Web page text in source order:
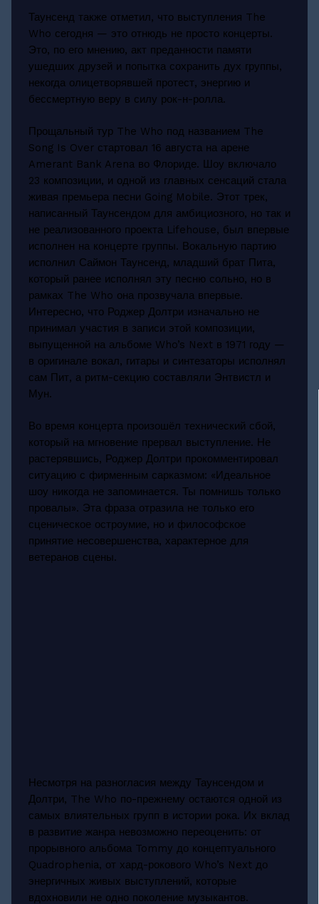
Таунсенд также отметил, что выступления The
Who сегодня — это отнюдь не просто концерты.
Это, по его мнению, акт преданности памяти
ушедших друзей и попытка сохранить дух группы,
некогда олицетворявшей протест, энергию и
бессмертную веру в силу рок-н-ролла.
Прощальный тур The Who под названием The
Song Is Over стартовал 16 августа на арене
Amerant Bank Arena во Флориде. Шоу включало
23 композиции, и одной из главных сенсаций стала
живая премьера песни Going Mobile. Этот трек,
написанный Таунсендом для амбициозного, но так и
не реализованного проекта Lifehouse, был впервые
исполнен на концерте группы. Вокальную партию
исполнил Саймон Таунсенд, младший брат Пита,
который ранее исполнял эту песню сольно, но в
рамках The Who она прозвучала впервые.
Интересно, что Роджер Долтри изначально не
принимал участия в записи этой композиции,
выпущенной на альбоме Who’s Next в 1971 году —
в оригинале вокал, гитары и синтезаторы исполнял
сам Пит, а ритм-секцию составляли Энтвистл и
Мун.
Во время концерта произошёл технический сбой,
который на мгновение прервал выступление. Не
растерявшись, Роджер Долтри прокомментировал
ситуацию с фирменным сарказмом: «Идеальное
шоу никогда не запоминается. Ты помнишь только
провалы». Эта фраза отразила не только его
сценическое остроумие, но и философское
принятие несовершенства, характерное для
ветеранов сцены.
Несмотря на разногласия между Таунсендом и
Долтри, The Who по-прежнему остаются одной из
самых влиятельных групп в истории рока. Их вклад
в развитие жанра невозможно переоценить: от
прорывного альбома Tommy до концептуального
Quadrophenia, от хард-рокового Who’s Next до
энергичных живых выступлений, которые
вдохновили не одно поколение музыкантов.